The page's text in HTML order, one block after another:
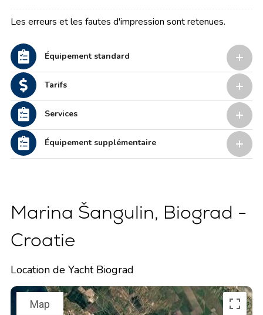
Les erreurs et les fautes d'impression sont retenues.
Équipement standard
Tarifs
Services
Équipement supplémentaire
Marina Šangulin, Biograd -
Croatie
Location de Yacht Biograd
Map